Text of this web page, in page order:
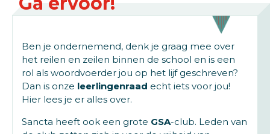
Ben je ondernemend, denk je graag mee over
het reilen en zeilen binnen de school en is een
rol als woordvoerder jou op het lijf geschreven?
Dan is onze leerlingenraad echt iets voor jou!
Hier lees je er alles over.
Sancta heeft ook een grote GSA-club. Leden van